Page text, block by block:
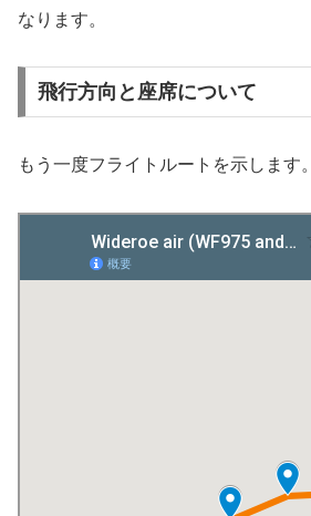
なります。
飛行方向と座席について
もう一度フライトルートを示します。